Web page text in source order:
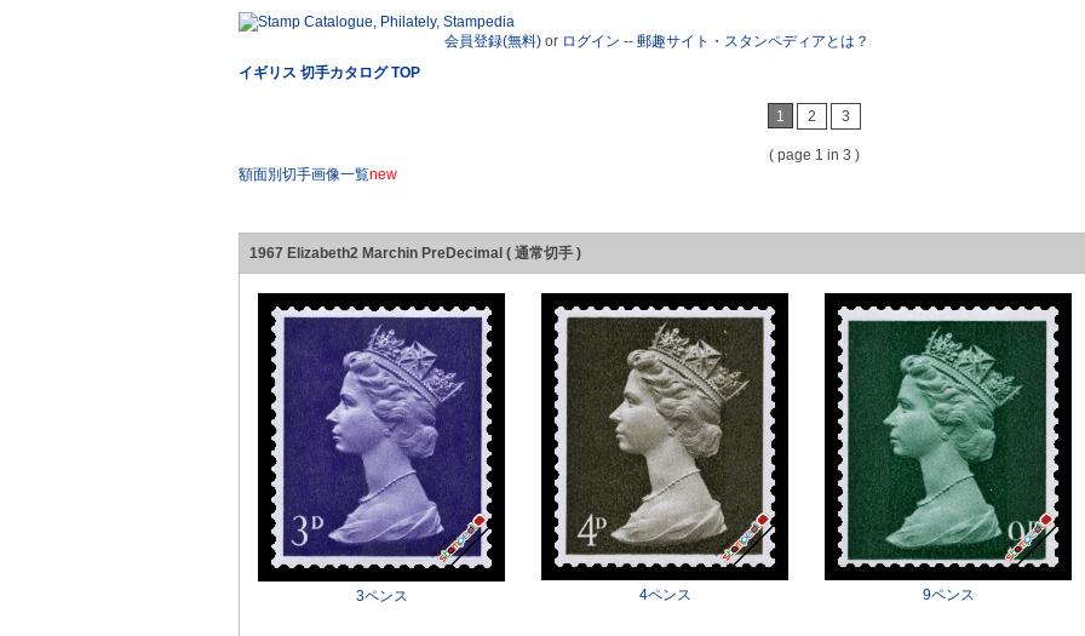
会員登録(無料) or ログイン -- 郵趣サイト・スタンペディアとは？
イギリス 切手カタログ TOP
1 2 3
( page 1 in 3 )
額面別切手画像一覧new
1967 Elizabeth2 Marchin PreDecimal ( 通常切手 )
3ペンス 4ペンス 9ペンス